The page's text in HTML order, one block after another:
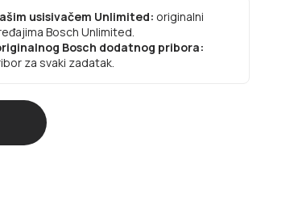
usisivačem Unlimited: originalni
Bosch Unlimited.
Bosch dodatnog pribora:
za svaki zadatak.